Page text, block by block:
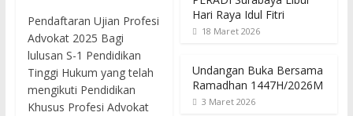
Pendaftaran Ujian Profesi
Advokat 2025 Bagi
lulusan S-1 Pendidikan
Tinggi Hukum yang telah
mengikuti Pendidikan
Khusus Profesi Advokat
Hari Raya Idul Fitri
18 Maret 2026
Undangan Buka Bersama
Ramadhan 1447H/2026M
3 Maret 2026